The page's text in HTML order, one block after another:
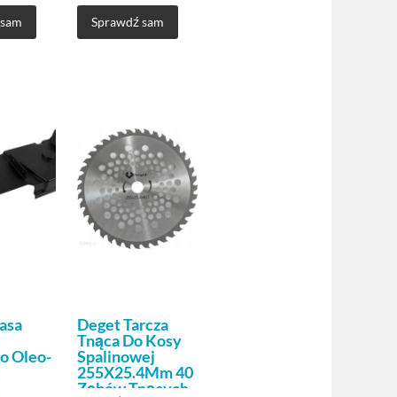
Sprawdź sam
Oleo-
Deget Tarcza
Tnąca Do Kosy
Spalinowej
255X25.4Mm 40
Zębów Tnących